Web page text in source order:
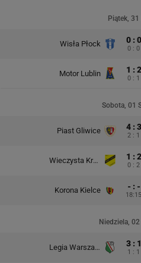
Piątek, 31
Wisła Płock 0 : 0
0 : 0
Motor Lublin 1 : 2
0 : 1
Sobota, 01
Piast Gliwice 4 : 3
2 : 1
Wieczysta Kraków 1 : 2
0 : 2
Korona Kielce - : -
18:15
Niedziela,
Legia Warszawa 3 : 1
1 : 1